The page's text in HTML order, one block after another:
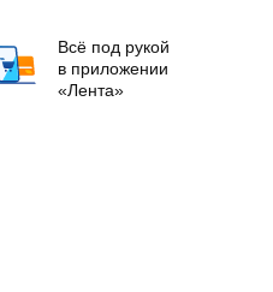
Всё под рукой
в приложении
«Лента»